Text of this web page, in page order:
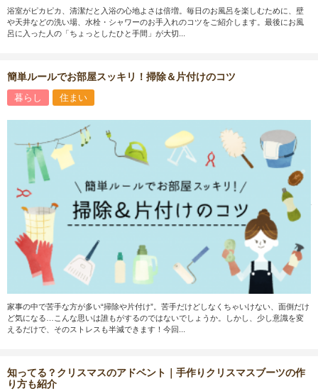
浴室がピカピカ、清潔だと入浴の心地よさは倍増。毎日のお風呂を楽しむために、壁
や天井などの洗い場、水栓・シャワーのお手入れのコツをご紹介します。最後にお風
呂に入った人の「ちょっとしたひと手間」が大切...
簡単ルールでお部屋スッキリ！掃除＆片付けのコツ
暮らし 住まい
家事の中で苦手な方が多い“掃除や片付け”。苦手だけどしなくちゃいけない、面倒だけ
ど気になる…こんな思いは誰もがするのではないでしょうか。しかし、少し意識を変
えるだけで、そのストレスも半減できます！今回...
知ってる？クリスマスのアドベント｜手作りクリスマスブーツの作
り方も紹介